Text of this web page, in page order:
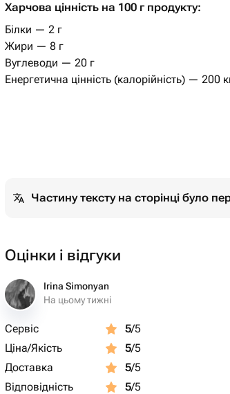
Перед подачей: подержите при комнатной
Срок годности: 18 часов
Важно: коробка всегда заполняется
Харчова цінність на 100 г продукту:
Білки — 2 г
Жири — 8 г
Вуглеводи — 20 г
Енергетична цінність (калорійність) — 200
Частину тексту на сторінці було
Оцінки і відгуки
Irina Simonyan
На цьому тижні
Сервіс 5/5
Ціна/Якість
5/5
Доставка
5/5
Відповідність
5/5